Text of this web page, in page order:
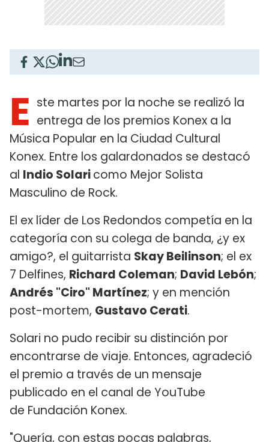
E ste martes por la noche se realizó la
entrega de los premios Konex a la
Música Popular en la Ciudad Cultural
Konex. Entre los galardonados se destacó
al Indio Solaricomo Mejor Solista
Masculino de Rock.
El ex líder de Los Redondos competía en la
categoría con su colega de banda, ¿y ex
amigo?, el guitarrista Skay Beilinson; el ex
7 Delfines, Richard Coleman; David Lebón;
Andrés "Ciro" Martínez; y en mención
post-mortem, Gustavo Cerati.
Solari no pudo recibir su distinción por
encontrarse de viaje. Entonces, agradeció
el premio a través de un mensaje
publicado en el canal de YouTube
de Fundación Konex.
"Quería, con estas pocas palabras,